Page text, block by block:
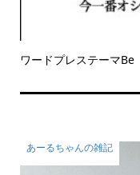
ワードプレステーマBe
あーるちゃんの雑記